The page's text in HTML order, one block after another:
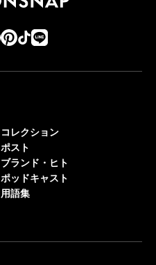
コレクション
ポスト
ブランド・ヒト
ポッドキャスト
用語集